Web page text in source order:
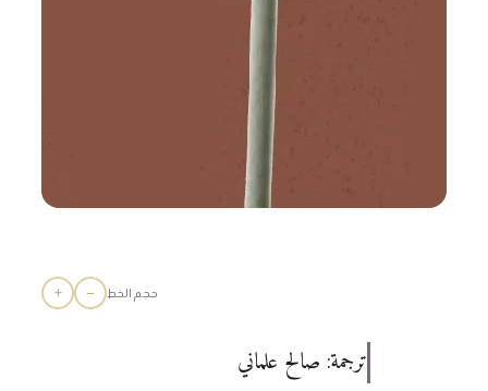
حجم الخط −
+
ترجمة: صالح علماني